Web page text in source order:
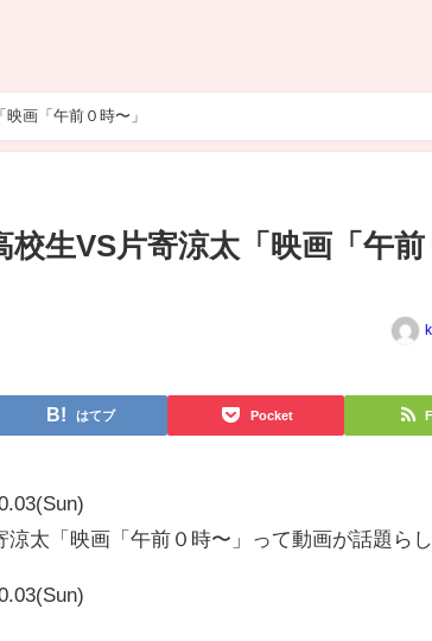
画「午前０時〜」
校生VS片寄涼太「映画「午前
はてブ Pocket
涼太「映画「午前０時〜」って動画が話題ら